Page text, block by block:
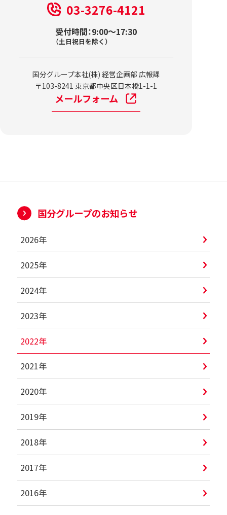
03-3276-4121
受付時間：9:00～17:30
（土日祝日を除く）
国分グループ本社(株) 経営企画部 広報課
〒103-8241 東京都中央区日本橋1-1-1
メールフォーム
国分グループのお知らせ
2026年
2025年
2024年
2023年
2022年
2021年
2020年
2019年
2018年
2017年
2016年